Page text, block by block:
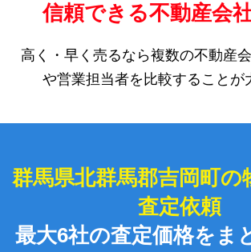
信頼できる不動産会
高く・早く売るなら複数の不動産
や営業担当者を比較することが
群馬県北群馬郡吉岡町の
査定依頼
最大6社の査定価格をま